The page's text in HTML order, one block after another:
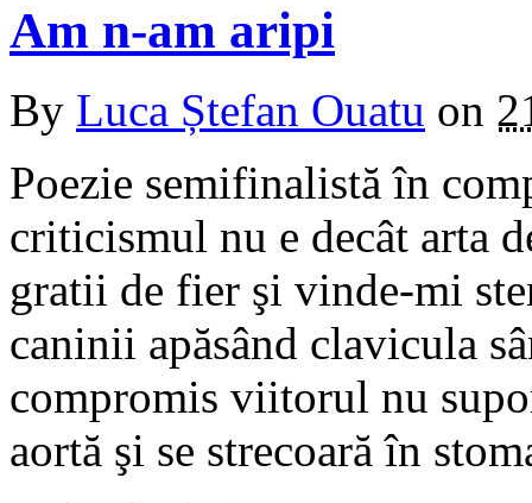
Am n-am aripi
By Luca Ștefan Ouatu on
Poezie semifinalistă în
criticismul nu e decât arta
gratii de fier şi vinde-mi
caninii apăsând clavicula
compromis viitorul nu
aortă şi se strecoară în